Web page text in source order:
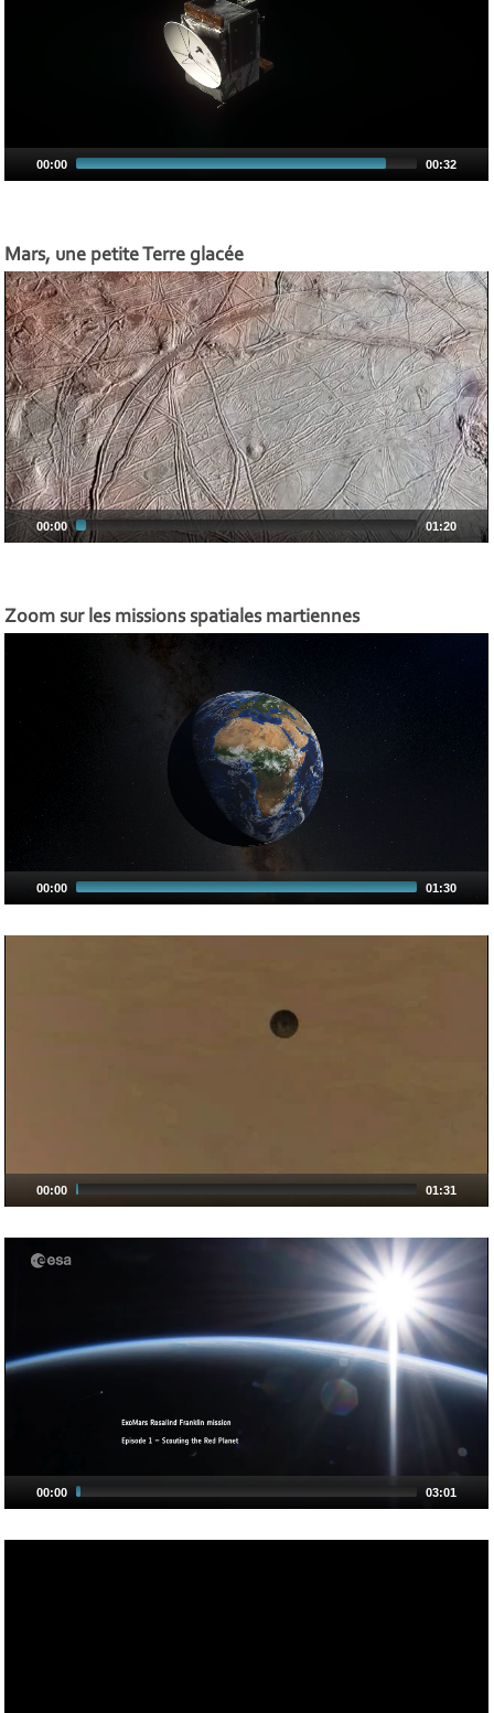
00:00 00:32
Mars, une petite Terre glacée
00:00 01:20
Zoom sur les missions spatiales martiennes
00:00 01:30
00:00 01:31
00:00 03:01